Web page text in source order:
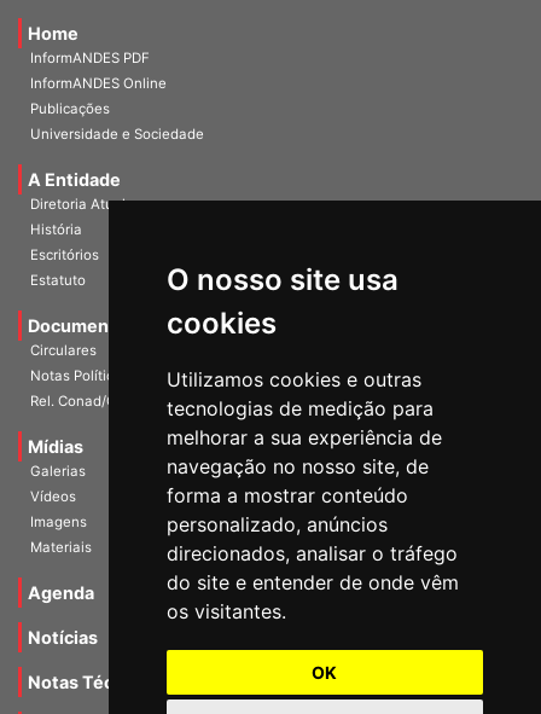
O nosso site usa
cookies
Utilizamos cookies e outras
tecnologias de medição para
melhorar a sua experiência de
navegação no nosso site, de
forma a mostrar conteúdo
personalizado, anúncios
direcionados, analisar o tráfego
do site e entender de onde vêm
os visitantes.
OK
Home
InformANDES PDF
InformANDES Online
Publicações
Universidade e Sociedade
A Entidade
Diretoria Atual
História
Escritórios
Estatuto
Documentos
Circulares
Notas Políticas
Rel. Conad/Congresso
Mídias
Galerias
Vídeos
Imagens
Materiais
Agenda
Notícias
Notas Técnicas